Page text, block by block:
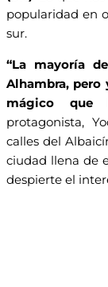
popularidad en
sur.
“La mayoría
Alhambra, pero
mágico que
protagonista,
calles del
ciudad llena de
despierte el